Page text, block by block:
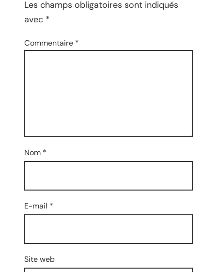
Les champs obligatoires sont indiqués
avec *
Commentaire *
Nom *
E-mail *
Site web